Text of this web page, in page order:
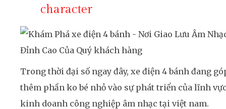
character
Trong thời đại số ngay đây, xe điện 4 bánh đang
thêm phần ko bé nhỏ vào sự phát triển của lĩnh
kinh doanh công nghiệp âm nhạc tại việt nam.